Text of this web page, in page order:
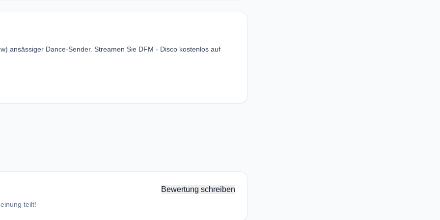
ansässiger Dance-Sender. Streamen Sie DFM - Disco kostenlos auf
Bewertung schreiben
teilt!